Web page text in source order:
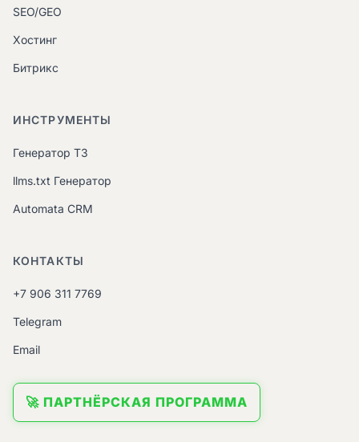
SEO/GEO
Хостинг
Битрикс
ИНСТРУМЕНТЫ
Генератор ТЗ
llms.txt Генератор
Automata CRM
КОНТАКТЫ
+7 906 311 7769
Telegram
Email
🚀 ПАРТНЁРСКАЯ ПРОГРАММА